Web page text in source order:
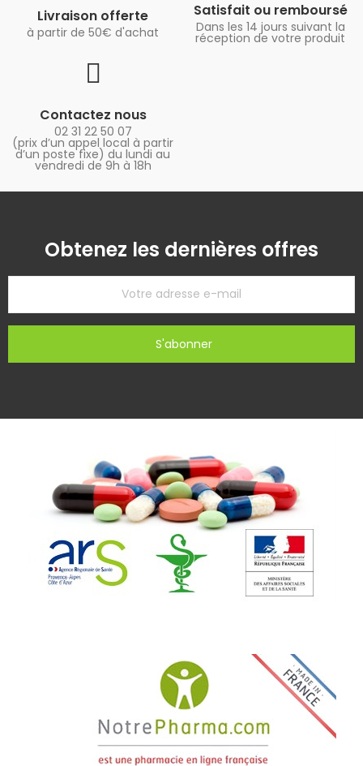
Livraison offerte
à partir de 50€ d'achat
Satisfait ou remboursé
Dans les 14 jours suivant la
réception de votre produit
Contactez nous
02 31 22 50 07
(prix d’un appel local à partir
d’un poste fixe) du lundi au
vendredi de 9h à 18h
Obtenez les dernières offres
S'abonner